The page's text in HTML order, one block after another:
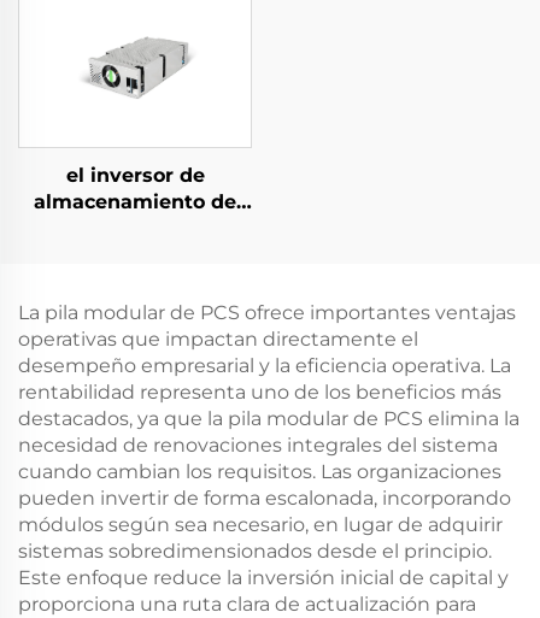
el inversor de
almacenamiento de
La pila modular de PCS ofrece importantes ventajas
operativas que impactan directamente el
desempeño empresarial y la eficiencia operativa. La
rentabilidad representa uno de los beneficios más
destacados, ya que la pila modular de PCS elimina la
necesidad de renovaciones integrales del sistema
cuando cambian los requisitos. Las organizaciones
pueden invertir de forma escalonada, incorporando
módulos según sea necesario, en lugar de adquirir
sistemas sobredimensionados desde el principio.
Este enfoque reduce la inversión inicial de capital y
proporciona una ruta clara de actualización para